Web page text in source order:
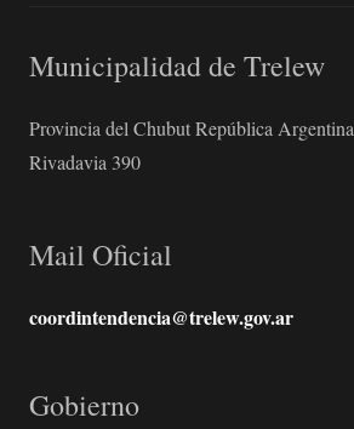
Municipalidad de Trelew
Provincia del Chubut República Argentina
Rivadavia 390
Mail Oficial
coordintendencia@trelew.gov.ar
Gobierno